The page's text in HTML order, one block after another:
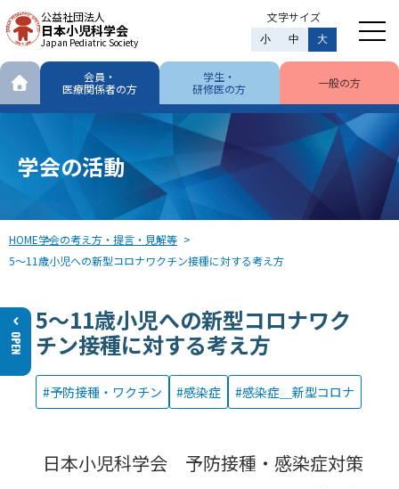
公益社団法人
日本小児科学会
Japan Pediatric Society
文字サイズ
小 中 大
会員・
医療関係者の方
学生・
研修医の方
一般の方
学会の活動
HOME学会の考え方・提言・見解等
5～11歳小児への新型コロナワクチン接種に対する考え方
5～11歳小児への新型コロナワク
チン接種に対する考え方
予防接種・ワクチン 感染症 感染症＿新型コロナ
日本小児科学会 予防接種・感染症対策